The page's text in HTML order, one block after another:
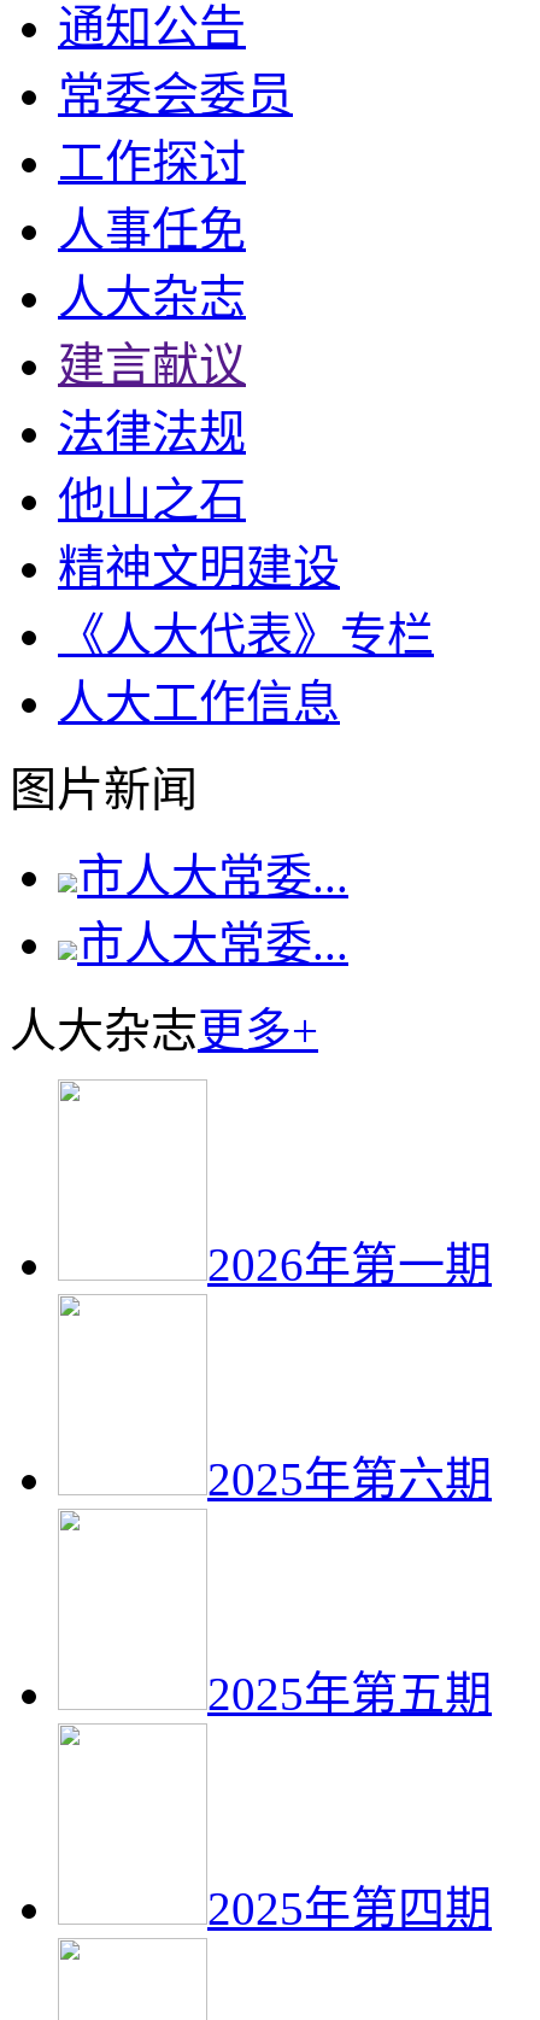
通知公告
常委会委员
工作探讨
人事任免
人大杂志
建言献议
法律法规
他山之石
精神文明建设
《人大代表》专栏
人大工作信息
图片新闻
市人大常委...
市人大常委...
人大杂志更多+
2026年第一期
2025年第六期
2025年第五期
2025年第四期